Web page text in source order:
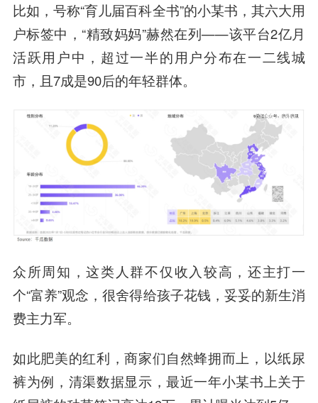
比如，号称“育儿届百科全书”的小某书，其六大用
户标签中，“精致妈妈”赫然在列——该平台2亿月
活跃用户中，超过一半的用户分布在一二线城
市，且7成是90后的年轻群体。
众所周知，这类人群不仅收入较高，还主打一
个“富养”观念，很舍得给孩子花钱，妥妥的新生消
费主力军。
如此肥美的红利，商家们自然蜂拥而上，以纸尿
裤为例，清渠数据显示，最近一年小某书上关于